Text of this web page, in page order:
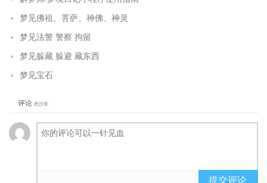
梦见佛祖、菩萨、神佛、神灵
梦见法警 警察 拘留
梦见躲藏 躲避 藏东西
梦见宝石
评论 抢沙发
提交评论